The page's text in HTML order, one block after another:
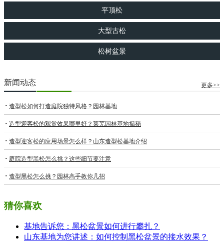
平顶松
大型古松
松树盆景
新闻动态 更多>>
造型松如何打造庭院独特风格？园林基地
造型迎客松的观赏效果哪里好？莱芜园林基地揭秘
造型迎客松的应用场景怎么样？山东造型松基地介绍​
庭院造型黑松怎么挑？这些细节要注意
造型黑松怎么挑？园林高手教你几招
猜你喜欢
基地告诉您：黑松盆景如何进行攀扎？
山东基地为您讲述：如何控制黑松盆景的接水效果？